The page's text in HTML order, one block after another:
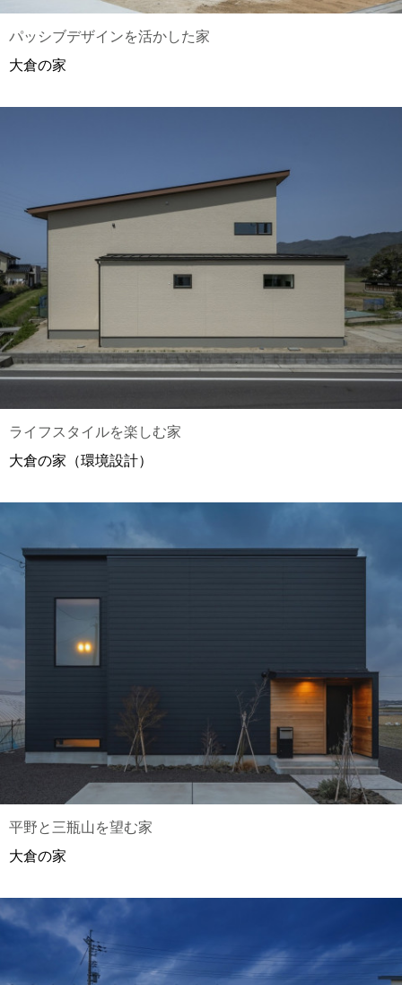
パッシブデザインを活かした家
大倉の家
ライフスタイルを楽しむ家
大倉の家（環境設計）
平野と三瓶山を望む家
大倉の家